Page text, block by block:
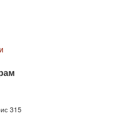
прежде всего на наиболее
производителей бетонных
собственную сеть розничных
также осуществляет прямые
дорожно-строительным компаниям.
315